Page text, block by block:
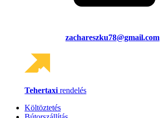
zachareszku78@gmail.com
Tehertaxi rendelés
Költöztetés